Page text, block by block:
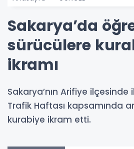
Sakarya’da
sürücülere
ikramı
Sakarya’nın Arifiye
Trafik Haftası kapsamında
kurabiye ikram etti.